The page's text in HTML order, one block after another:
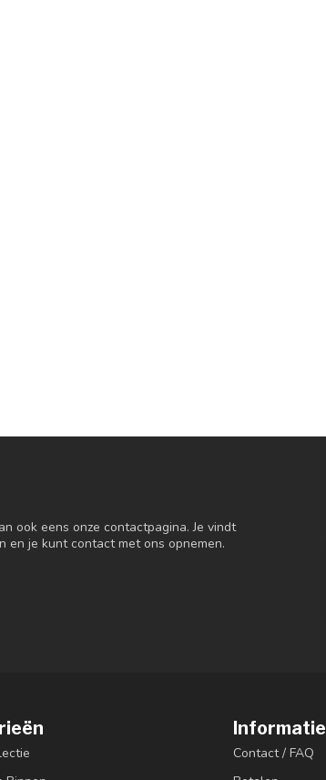
ook eens onze contactpagina. Je vindt
en je kunt contact met ons opnemen.
Informatie
Contact / FAQ